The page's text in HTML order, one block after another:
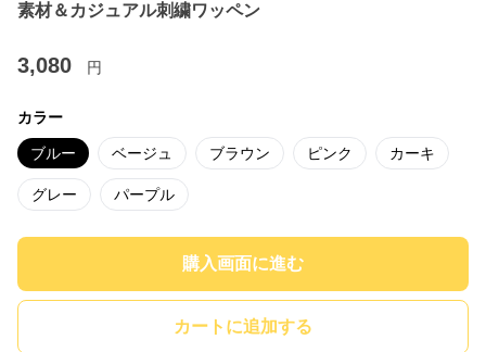
素材＆カジュアル刺繍ワッペン
3,080 円
カラー
ブルー ベージュ ブラウン ピンク カーキ
グレー パープル
購入画面に進む
カートに追加する